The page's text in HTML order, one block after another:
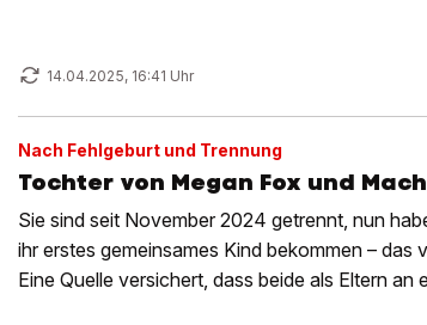
14.04.2025, 16:41 Uhr
Nach Fehlgeburt und Trennung
Tochter von Megan Fox und
Sie sind seit November 2024 getrennt, nun
ihr erstes gemeinsames Kind bekommen – das
Eine Quelle versichert, dass beide als Eltern